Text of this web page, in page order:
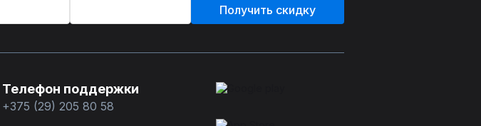
Получить скидку
Телефон поддержки
+375 (29) 205 80 58